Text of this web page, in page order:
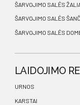
ŠARVOJIMO SALĖS
ŠARVOJIMO SALĖS
ŠARVOJIMO SALĖS
LAIDOJIMO
URNOS
KARSTAI